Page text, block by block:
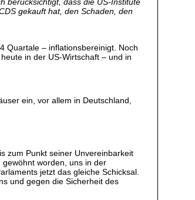
gekauft hat, den Schaden, den
Quartale – inflationsbereinigt. Noch
in der US-Wirtschaft – und in
ein, vor allem in Deutschland,
zum Punkt seiner Unvereinbarkeit
worden, uns in der
jetzt das gleiche Schicksal.
und gegen die Sicherheit des